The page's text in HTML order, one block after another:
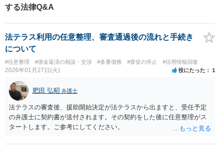
する法律Q&A
法テラス利用の任意整理、審査通過後の流れと手続き
について
#任意整理 #借金返済の相談・交渉 #多重債務 #督促の停止 #信用情報回復
2026年01月27日(火) 役にたった 1
肥田 弘昭 弁護士
法テラスの審査後、援助開始決定が法テラスから出ますと、受任予定
の弁護士に契約書が送付されます。その契約をした後に任意整理がス
タートします。ご参考にしてください。